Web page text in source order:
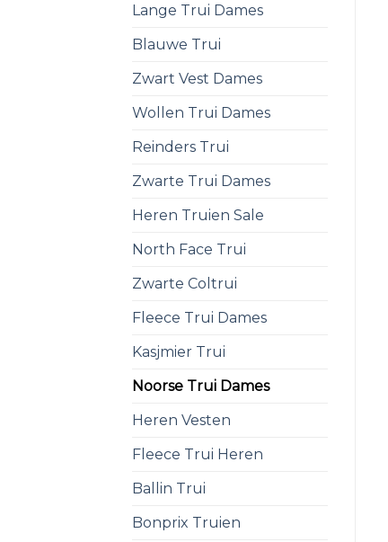
Lange Trui Dames
Blauwe Trui
Zwart Vest Dames
Wollen Trui Dames
Reinders Trui
Zwarte Trui Dames
Heren Truien Sale
North Face Trui
Zwarte Coltrui
Fleece Trui Dames
Kasjmier Trui
Noorse Trui Dames
Heren Vesten
Fleece Trui Heren
Ballin Trui
Bonprix Truien